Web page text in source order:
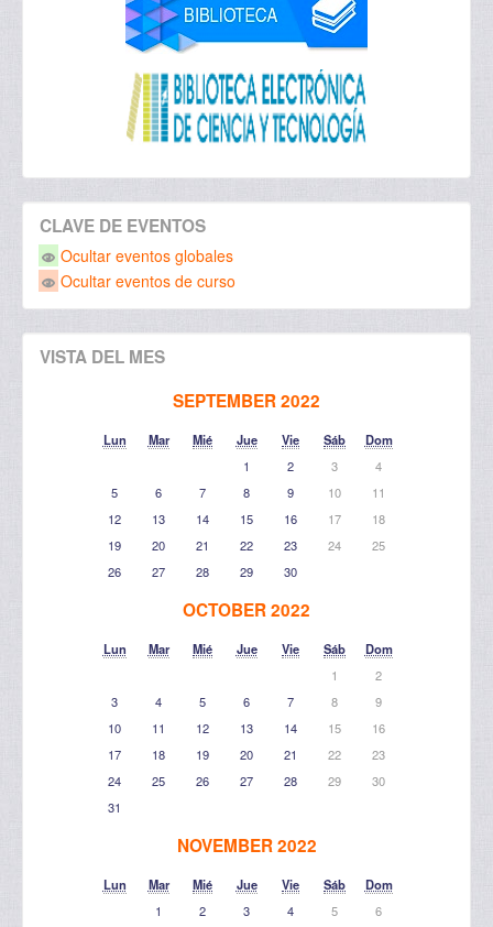
CLAVE DE EVENTOS
Ocultar eventos globales
Ocultar eventos de curso
VISTA DEL MES
SEPTEMBER 2022
Lun Mar Mié Jue Vie Sáb
Dom
1
2 3
4
5
6 7 8 9 10
11
12
13 14 15 16 17
18
19
20 21 22 23 24
25
26
27 28 29 30
OCTOBER 2022
Lun Mar Mié Jue Vie Sáb
Dom
1
2
3
4 5 6 7 8
9
10
11 12 13 14 15
16
17
18 19 20 21 22
23
24
25 26 27 28 29
30
31
NOVEMBER 2022
Lun Mar Mié Jue Vie Sáb
Dom
1
2 3 4 5 6